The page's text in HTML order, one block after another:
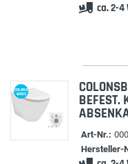
ca. 2-4
COLONS
BASIC BEFEST.
Art-Nr.:
Hersteller-